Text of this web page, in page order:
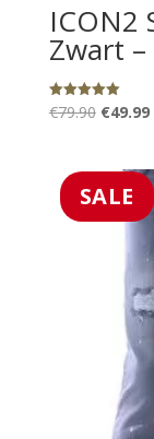
ICON2
Zwart
Gewaardeerd
5.00
€79.90
€79.90.
€49.99
SALE